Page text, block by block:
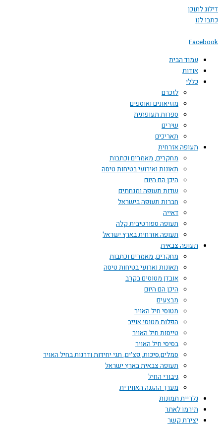
לתוכן
לנו
עמוד הבית
אודות
כללי
לזכרם
מוזיאונים ואוספים
ספרות תעופתית
שירים
תאריכים
תעופה אזרחית
מחקרים, מאמרים וכתבות
תאונות ואירועי בטיחות טיסה
היכן הם היום
שדות תעופה ומנחתים
חברות תעופה בישראל
דאייה
תעופה ספורטיבית קלה
תעופה אזרחית בארץ ישראל
תעופה צבאית
מחקרים, מאמרים וכתבות
תאונות וארועי בטיחות טיסה
אובדן מטוסים בקרב
היכן הם היום
מבצעים
מטוסי חיל האויר
הפלות מטוסי אוייב
טייסות חיל האויר
בסיסי חיל האויר
סמלים,סיכות, פצ'ים, תגי יחידות ודרגות בחיל האויר
תעופה צבאית בארץ ישראל
גיבורי החיל
מערך ההגנה האווירית
גלריית תמונות
תירמו לאתר
יצירת קשר